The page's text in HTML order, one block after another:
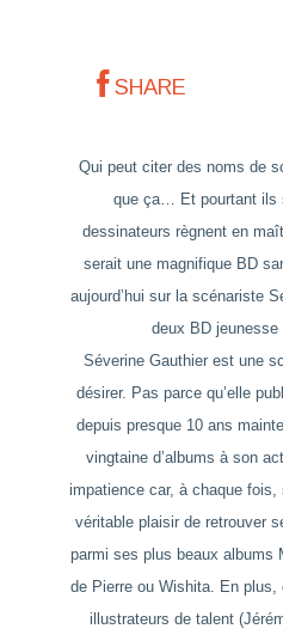
SHARE
Qui peut citer des noms de
que ça… Et pourtant ils
dessinateurs règnent en
serait une magnifique BD
aujourd’hui sur la scénariste
deux BD
Séverine Gauthier est une
désirer. Pas parce qu’elle
depuis presque 10 ans
vingtaine d’albums à son
impatience car, à chaque fois,
véritable plaisir de retrouver
parmi ses plus beaux albums
de Pierreou Wishita. En plus,
illustrateurs de talent